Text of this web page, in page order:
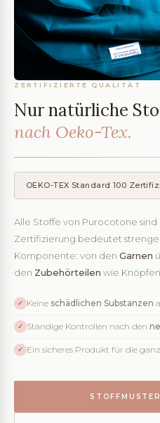
ZERTIFIZIERTE QUALITÄT
Nur natürliche
nach Oeko-Tex.
OEKO-TEX Standard 100
Alle Stoffe von Purocotone
Zertifizierung bedeutet
Komponente: von den Garnen
den Zubehörteilen wie Knöpfen
✓ Keine schädlichen Substanzen
✓ Ständige Kontrollen nach den
✓ Ein sicheres Produkt für die